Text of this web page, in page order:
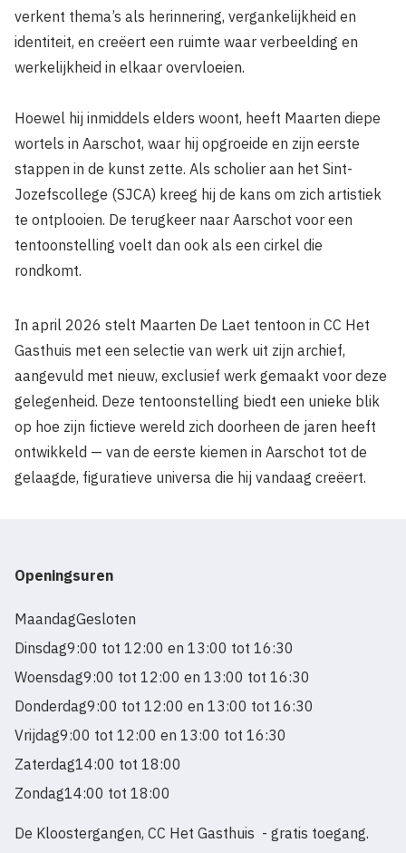
verkent thema’s als herinnering, vergankelijkheid en
identiteit, en creëert een ruimte waar verbeelding en
werkelijkheid in elkaar overvloeien.
Hoewel hij inmiddels elders woont, heeft Maarten diepe
wortels in Aarschot, waar hij opgroeide en zijn eerste
stappen in de kunst zette. Als scholier aan het Sint-
Jozefscollege (SJCA) kreeg hij de kans om zich artistiek
te ontplooien. De terugkeer naar Aarschot voor een
tentoonstelling voelt dan ook als een cirkel die
rondkomt.
In april 2026 stelt Maarten De Laet tentoon in CC Het
Gasthuis met een selectie van werk uit zijn archief,
aangevuld met nieuw, exclusief werk gemaakt voor deze
gelegenheid. Deze tentoonstelling biedt een unieke blik
op hoe zijn fictieve wereld zich doorheen de jaren heeft
ontwikkeld — van de eerste kiemen in Aarschot tot de
gelaagde, figuratieve universa die hij vandaag creëert.
Openingsuren
MaandagGesloten
Dinsdag9:00 tot 12:00 en 13:00 tot 16:30
Woensdag9:00 tot 12:00 en 13:00 tot 16:30
Donderdag9:00 tot 12:00 en 13:00 tot 16:30
Vrijdag9:00 tot 12:00 en 13:00 tot 16:30
Zaterdag14:00 tot 18:00
Zondag14:00 tot 18:00
De Kloostergangen, CC Het Gasthuis - gratis toegang.